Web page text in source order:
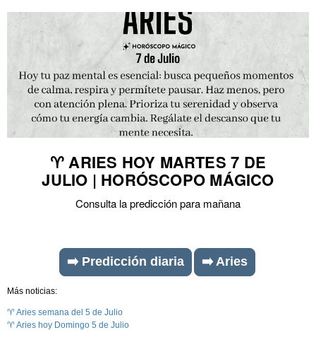
♈ ARIES HOY MARTES 7 DE
JULIO | HORÓSCOPO MÁGICO
Consulta la predicción para mañana
➡️ Predicción diaria ➡️ Aries
Más noticias:
♈ Aries semana del 5 de Julio
♈ Aries hoy Domingo 5 de Julio